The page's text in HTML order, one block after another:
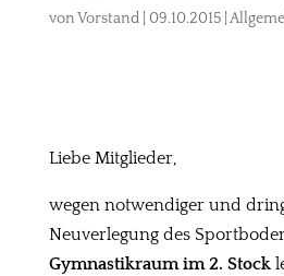
vonVorstand| 09.10.2015|
Liebe Mitglieder,
wegen notwendiger und
Neuverlegung des
Gymnastikraum im 2. Stock